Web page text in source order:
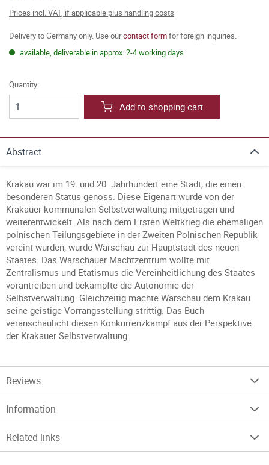
Prices incl. VAT, if applicable plus handling costs
Delivery to Germany only. Use ourcontact formfor foreign inquiries.
available, deliverable in approx. 2-4 working days
Quantity:
Add to shopping cart
Abstract
Krakau war im 19. und 20. Jahrhundert eine Stadt, die einen
besonderen Status genoss. Diese Eigenart wurde von der
Krakauer kommunalen Selbstverwaltung mitgetragen und
weiterentwickelt. Als nach dem Ersten Weltkrieg die ehemaligen
polnischen Teilungsgebiete in der Zweiten Polnischen Republik
vereint wurden, wurde Warschau zur Hauptstadt des neuen
Staates. Das Warschauer Machtzentrum wollte mit
Zentralismus und Etatismus die Vereinheitlichung des Staates
vorantreiben und bekämpfte die Autonomie der
Selbstverwaltung. Gleichzeitig machte Warschau dem Krakau
seine geistige Vorrangsstellung strittig. Das Buch
veranschaulicht diesen Konkurrenzkampf aus der Perspektive
der Krakauer Selbstverwaltung.
Reviews
Information
Related links